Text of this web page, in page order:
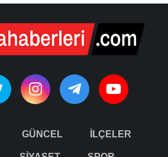
GÜNCEL İLÇELER